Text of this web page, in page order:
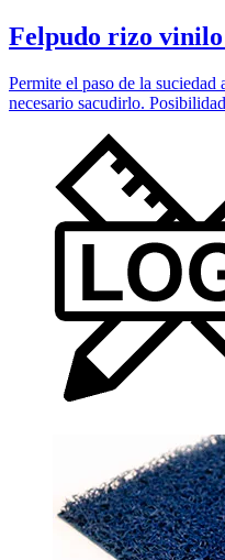
Felpudo rizo
Permite el paso de la suciedad
necesario sacudirlo.